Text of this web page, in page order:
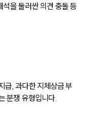
을 둘러싼 의견 충돌 등
급, 과다한 지체상금 부
분쟁 유형입니다.